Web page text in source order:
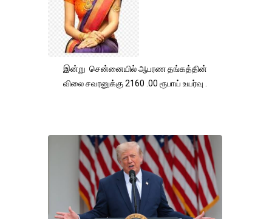
இன்று சென்னையில் ஆபரண தங்கத்தின்
விலை சவரனுக்கு 2160 .00 ரூபாய் உயர்வு .